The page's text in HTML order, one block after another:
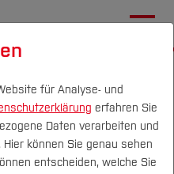
DE|EN Quicklinks
für Analyse- und
erfahren Sie
Daten verarbeiten und
können Sie genau sehen
entscheiden, welche Sie